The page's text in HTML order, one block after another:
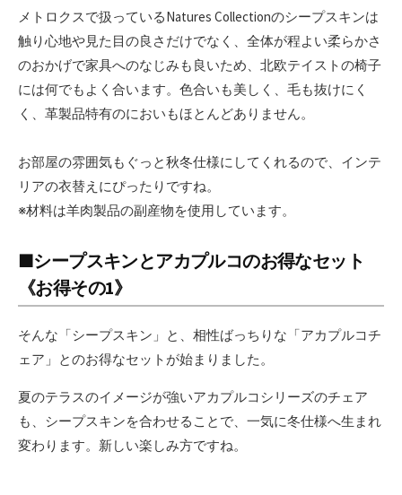
メトロクスで扱っているNatures Collectionのシープスキンは
触り心地や見た目の良さだけでなく、全体が程よい柔らかさ
のおかげで家具へのなじみも良いため、北欧テイストの椅子
には何でもよく合います。色合いも美しく、毛も抜けにく
く、革製品特有のにおいもほとんどありません。
お部屋の雰囲気もぐっと秋冬仕様にしてくれるので、インテ
リアの衣替えにぴったりですね。
※材料は羊肉製品の副産物を使用しています。
■シープスキンとアカプルコのお得なセット
《お得その1》
そんな「シープスキン」と、相性ばっちりな「アカプルコチ
ェア」とのお得なセットが始まりました。
夏のテラスのイメージが強いアカプルコシリーズのチェア
も、シープスキンを合わせることで、一気に冬仕様へ生まれ
変わります。新しい楽しみ方ですね。